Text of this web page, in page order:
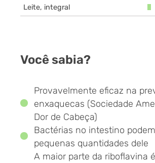
Leite, integral
Você sabia?
Provavelmente eficaz na
enxaquecas (Sociedade
Dor de Cabeça)
Bactérias no intestino
pequenas quantidades dele
A maior parte da riboflavina